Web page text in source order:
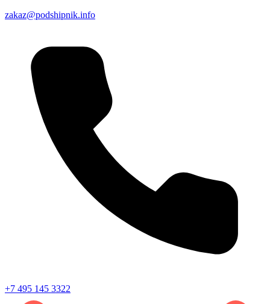
zakaz@podshipnik.info
+7 495 145 3322